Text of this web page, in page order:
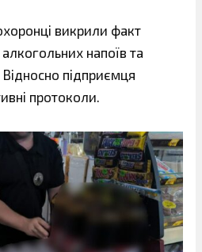
викрили факт
алкогольних напоїв та
підприємця
протоколи.